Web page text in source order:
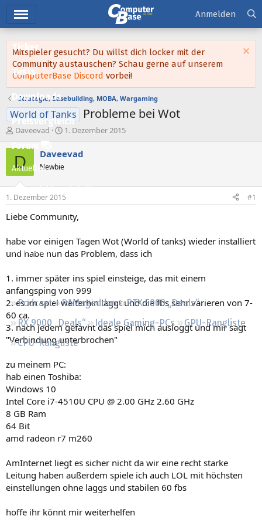
Ticker
Tests
Downloads
Preisvergleich
Forum
Aktuelles
Empfohlene Inhalte
Leserartikel
Podcast RAMageddon
RTX 5000 „Deals“
RX 9000 „Deals“
Ideale Gaming-PCs
GPU-Rangliste
CPU-Rangliste
Anmelden
Mitspieler gesucht? Du willst dich locker mit der
Community austauschen? Schau gerne auf unserem
ComputerBase Discord vorbei!
Strategie, Basebuilding, MOBA, Wargaming
World of Tanks Probleme bei Wot
E
r
s
e
l
e
r
Daveevad
E
s
l
t
a
1. Dezember 2015
D Daveevad
Newbie
1. Dezember 2015 #1
Liebe Community,
habe vor einigen Tagen Wot (World of tanks) wieder installiert
und habe nun das Problem, dass ich
1. immer später ins spiel einsteige, das mit einem
anfangsping von 999
2. es im spiel weiterhin laggt und die fbs sehr varieren von 7-
60 ca.
3. nach jedem gefavht das spiel mich ausloggt und mir sagt
"Verbindung unterbrochen"
zu meinem PC:
hab einen Toshiba:
Windows 10
Intel Core i7-4510U CPU @ 2.00 GHz 2.60 GHz
8 GB Ram
64 Bit
amd radeon r7 m260
AmInternet liegt es sicher nicht da wir eine recht starke
Leitung haben außerdem spiele ich auch LOL mit höchsten
einstellungen ohne laggs und stabilen 60 fbs
hoffe ihr könnt mir weiterhelfen